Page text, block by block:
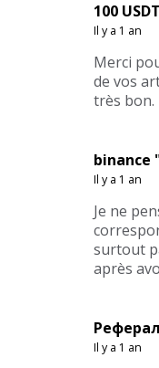
100
Il y a 1 an
Merci
de vos
très bon.
binance
Il y a 1 an
Je ne
surtout
après
Il y a 1 an